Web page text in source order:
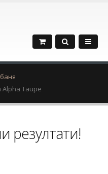
Alpha Taupe
резултати!